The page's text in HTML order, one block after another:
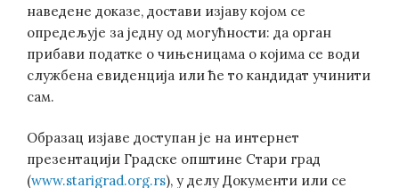
наведене доказе, достави изјаву којом се
опредељује за једну од могућности: да орган
прибави податке о чињеницама о којима се води
службена евиденција или ће то кандидат учинити
сам.
Образац изјаве доступан је на интернет
презентацији Градске општине Стари град
(www.starigrad.org.rs), у делу Документи или се